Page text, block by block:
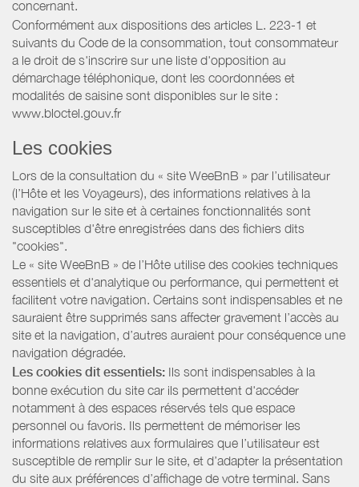
concernant.
Conformément aux dispositions des articles L. 223-1 et
suivants du Code de la consommation, tout consommateur
a le droit de s'inscrire sur une liste d'opposition au
démarchage téléphonique, dont les coordonnées et
modalités de saisine sont disponibles sur le site :
www.bloctel.gouv.fr
Les cookies
Lors de la consultation du « site WeeBnB » par l’utilisateur
(l’Hôte et les Voyageurs), des informations relatives à la
navigation sur le site et à certaines fonctionnalités sont
susceptibles d'être enregistrées dans des fichiers dits
"cookies".
Le « site WeeBnB » de l’Hôte utilise des cookies techniques
essentiels et d'analytique ou performance, qui permettent et
facilitent votre navigation. Certains sont indispensables et ne
sauraient être supprimés sans affecter gravement l’accès au
site et la navigation, d’autres auraient pour conséquence une
navigation dégradée.
Les cookies dit essentiels: Ils sont indispensables à la
bonne exécution du site car ils permettent d'accéder
notamment à des espaces réservés tels que espace
personnel ou favoris. Ils permettent de mémoriser les
informations relatives aux formulaires que l’utilisateur est
susceptible de remplir sur le site, et d’adapter la présentation
du site aux préférences d’affichage de votre terminal. Sans